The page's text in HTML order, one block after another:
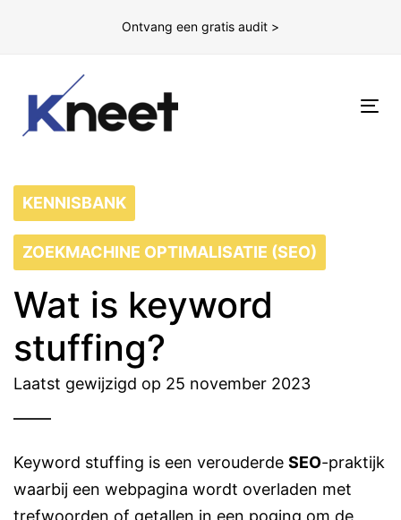
Ontvang een gratis audit >
KENNISBANK
ZOEKMACHINE OPTIMALISATIE (SEO)
Wat is keyword
stuffing?
Laatst gewijzigd op 25 november 2023
Keyword stuffing is een verouderde SEO-praktijk
waarbij een webpagina wordt overladen met
trefwoorden of getallen in een poging om de